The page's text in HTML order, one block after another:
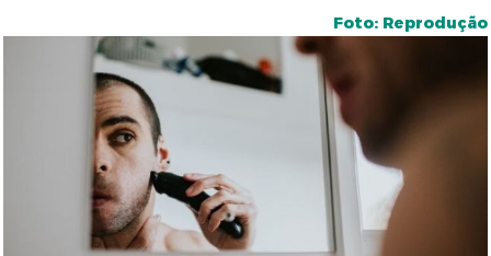
Foto: Reprodução